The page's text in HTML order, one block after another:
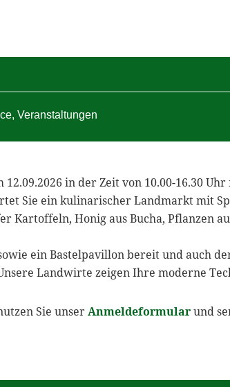
, Veranstaltungen
in der Zeit von 10.00-16.30
Sie ein kulinarischer Landmarkt mit
Kartoffeln, Honig aus Bucha, Pflanzen
ein Bastelpavillon bereit und auch
Landwirte zeigen Ihre moderne
Sie unserAnmeldeformularund